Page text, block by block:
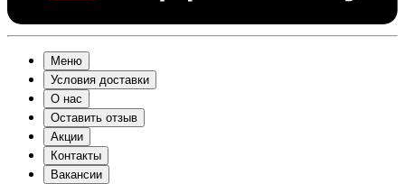
Меню
Условия доставки
О нас
Оставить отзыв
Акции
Контакты
Вакансии